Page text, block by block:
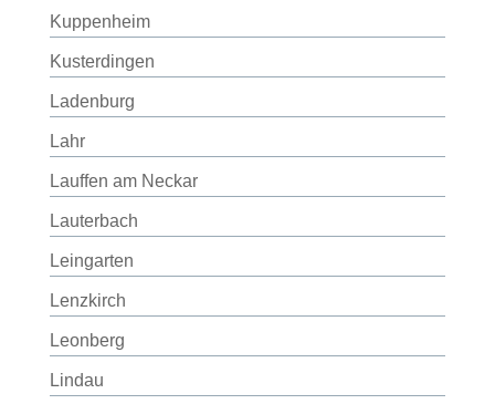
Kuppenheim
Kusterdingen
Ladenburg
Lahr
Lauffen am Neckar
Lauterbach
Leingarten
Lenzkirch
Leonberg
Lindau